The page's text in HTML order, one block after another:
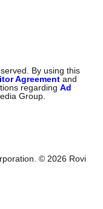
By using this
Agreement and
regardingAd
Group.
©2026 Rovi